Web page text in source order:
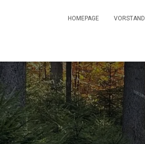
HOMEPAGE VORSTAND